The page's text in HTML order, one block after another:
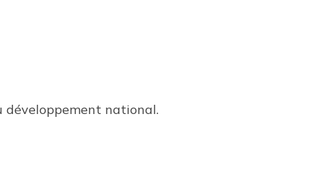
développement national.